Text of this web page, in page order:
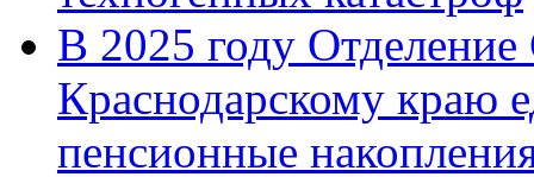
В 2025 году
Краснодарскому краю
пенсионные